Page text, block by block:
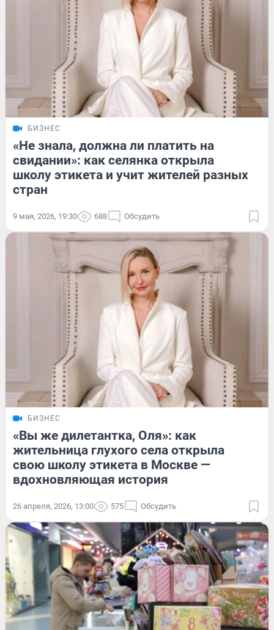
БИЗНЕС
«Не знала, должна ли платить на
свидании»: как селянка открыла
школу этикета и учит жителей разных
стран
9 мая, 2026, 19:30 688 Обсудить
БИЗНЕС
«Вы же дилетантка, Оля»: как
жительница глухого села открыла
свою школу этикета в Москве —
вдохновляющая история
26 апреля, 2026, 13:00 575 Обсудить